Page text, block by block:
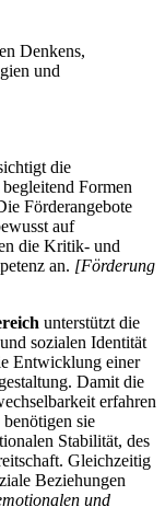
Denkens,
und
die
Formen
Förderangebote
auf
die Kritik- und
an. [Förderung
unterstützt die
sozialen Identität
Entwicklung einer
Damit die
erfahren
sie
Stabilität, des
Gleichzeitig
Beziehungen
und